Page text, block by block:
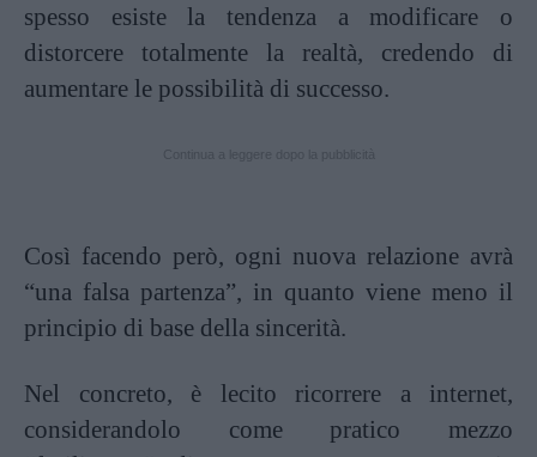
spesso esiste la tendenza a modificare o
distorcere totalmente la realtà, credendo di
aumentare le possibilità di successo.
Così facendo però, ogni nuova relazione avrà
“una falsa partenza”, in quanto viene meno il
principio di base della sincerità.
Nel concreto, è lecito ricorrere a internet,
considerandolo come pratico mezzo